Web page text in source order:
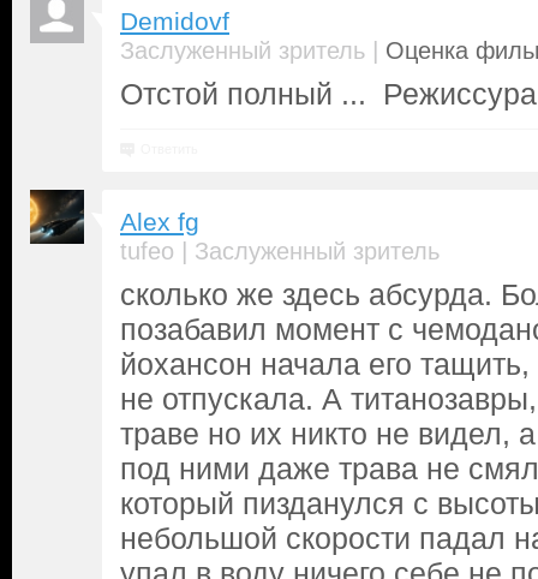
Demidovf
Заслуженный зритель | Оценка
Отстой полный ... Режиссура
Alex fg
tufeo | Заслуженный зритель
сколько же здесь абсурда.
позабавил момент с
йохансон начала его
не отпускала. А
траве но их никто не видел,
под ними даже трава не
который пизданулся с
небольшой скорости падал